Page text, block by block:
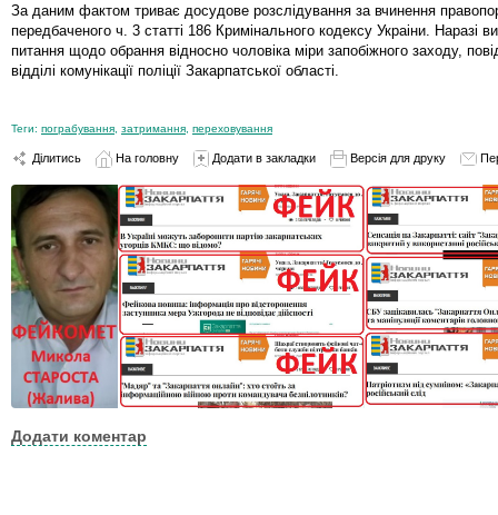
За даним фактом триває досудове розслідування за вчинення
передбаченого ч. 3 статті 186 Кримінального кодексу Украіни. Наразі
питання щодо обрання відносно чоловіка міри запобіжного заходу,
відділі комунікації поліції Закарпатської області.
Теги: пограбування затримання переховування
Ділитись На головну Додати в закладки Версія для друку
Додати коментар